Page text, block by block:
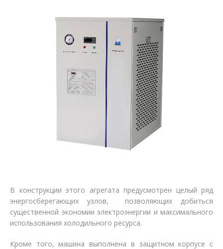
Ліцензії, сертифікати, дипломи
Автоматизація
В конструкции этого агрегата предусмотрен целый ряд
энергосберегающих узлов, позволяющих добиться
существенной экономии электроэнергии и максимального
использования холодильного ресурса.
Кроме того, машина выполнена в защитном корпусе с